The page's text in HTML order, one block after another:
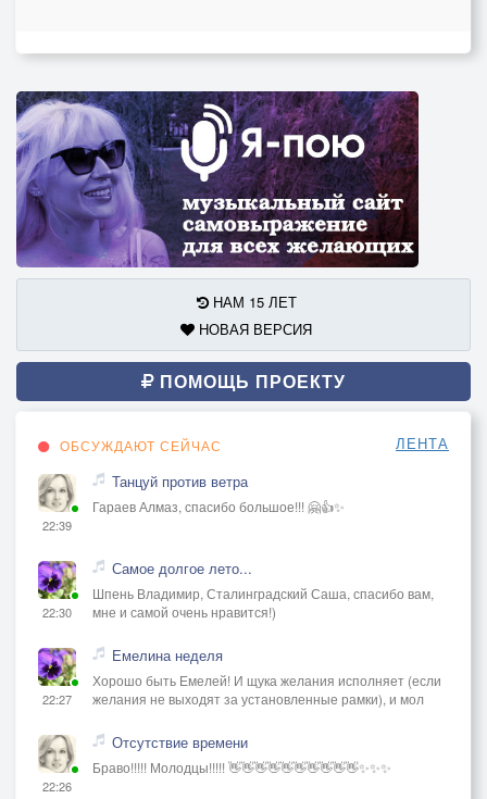
НАМ 15 ЛЕТ
НОВАЯ ВЕРСИЯ
ПОМОЩЬ ПРОЕКТУ
ОБСУЖДАЮТ СЕЙЧАС ЛЕНТА
22:39
Танцуй против ветра
Гараев Алмаз, спасибо большое!!! 🤗👍✨
22:30
Самое долгое лето...
Шпень Владимир, Сталинградский Саша, спасибо вам,
мне и самой очень нравится!)
22:27
Емелина неделя
Хорошо быть Емелей! И щука желания исполняет (если
желания не выходят за установленные рамки), и мол
22:26
Отсутствие времени
Браво!!!!! Молодцы!!!!! 👋👋👋👋👋👋👋👋👋👋✨✨✨